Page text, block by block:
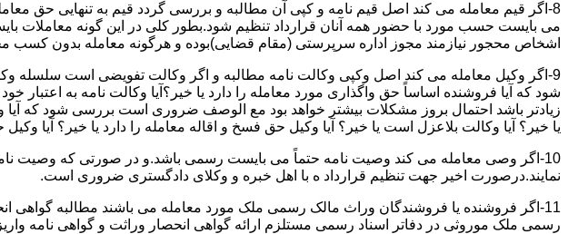
8-اگر قیم معامله می کند اصل قیم نامه و کپی آن مطالبه و بررسی گردد قیم به تنهایی حق
می بایست حسب مورد با حضور همه آنان قرارداد تنظیم شود.بطور کلی در این گونه معاملات
اشخاص محجور نیازمند مجوز اداره سرپرستی (مقام قضایی)بوده و هرگونه معامله بدون کسب
9-اگر وکیل معامله می کند اصل وکپی وکالت نامه مطالبه و اگر وکالت تفویضی است سلسله
شود که آیا فروشنده اساساً حق واگذاری مورد معامله را دارد یا خیر؟آیا وکالت نامه به
زیادتر باشد احتمال بروز مشکلات بیشتر خواهد بود مع الوصف ضروری است بررسی شود که آیا
یا خیر؟ آیا وکالت بلاعزل است یا خیر؟ آیا وکیل حق فسخ و اقاله معامله را دارد یا خیر؟ آیا
10-اگر وصی معامله می کند وصیت نامه حتماً می بایست رسمی باشد.و در صورتی که وصیت
نمایند.درصورت اخیر جهت تنظیم قرارداد ه با اهل خبره و وکلای دادگستری ضروری است.
11-اگر فروشنده یا فروشندگان وراث مالک رسمی ملک مورد معامله می باشند مطالبه
رسمی ملک موروثی در دفاتر اسناد رسمی مستلزم ارائه گواهی انحصار وراثت و گواهی نامه